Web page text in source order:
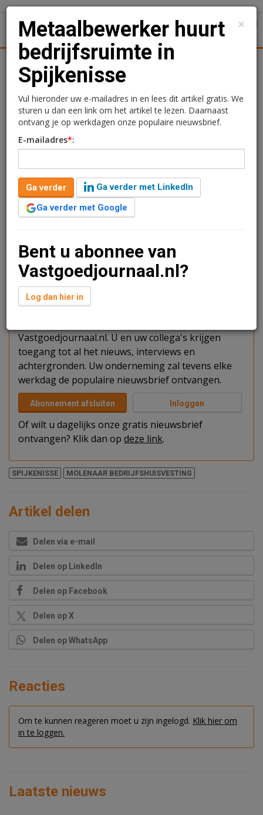
Juridisch | Fiscaal
Metaalbewerker huurt
bedrijfsruimte in
Spijkenisse
Redactie
18 maart 2025 om 14:20
1 minuut leestijd
IDHO B.V. is de nieuwe huurder van de bedrijfsruimte
m2, met 40 m2 aan kantoorruimte en 715 m2 terrein.
Verder lezen?
U kunt het artikel niet volledig lezen omdat u nog
Vastgoedjournaal.nl. U en uw collega's krijgen
toegang tot al het nieuws, interviews en
achtergronden. Uw onderneming zal tevens elke
werkdag de populaire nieuwsbrief ontvangen.
Abonnement afsluiten Inloggen
Of wilt u dagelijks onze gratis nieuwsbrief
ontvangen? Klik dan op deze link.
SPIJKENISSE MOLENAAR BEDRIJFSHUISVESTING
Artikel delen
Delen via e-mail
Delen op LinkedIn
Delen op Facebook
Delen op X
Delen op WhatsApp
Reacties
Om te kunnen reageren moet u zijn ingelogd. Klik hier om
in te loggen.
Laatste nieuws
×
Metaalbewerker huurt
bedrijfsruimte in
Spijkenisse
Vul hieronder uw e-mailadres in en lees dit artikel gratis. We
sturen u dan een link om het artikel te lezen. Daarnaast
ontvang je op werkdagen onze populaire nieuwsbrief.
E-mailadres*:
Ga verder
Ga verder met LinkedIn
Ga verder met Google
Bent u abonnee van
Vastgoedjournaal.nl?
Log dan hier in